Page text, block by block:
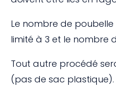
Le nombre de
limité à 3 et le nombre
Tout autre procédé
(pas de sac plastique).